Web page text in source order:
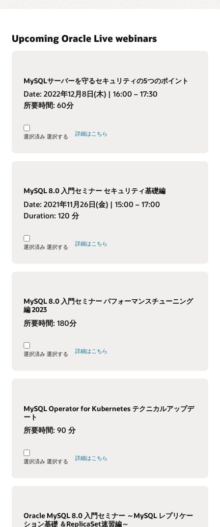
Upcoming Oracle Live webinars
MySQLサーバーを守るセキュリティの5つのポイント
Date: 2022年12月8日(木) | 16:00 – 17:30
所要時間: 60分
選択済み 選択する 詳細はこちら
MySQL 8.0 入門セミナー セキュリティ基礎編
Date: 2021年11月26日(金) | 15:00 – 17:00
Duration: 120 分
選択済み 選択する 詳細はこちら
MySQL 8.0 入門セミナー パフォーマンスチューニング
編 2023
所要時間: 180分
選択済み 選択する 詳細はこちら
MySQL Operator for Kubernetes テクニカルアップデ
ート
所要時間: 90 分
選択済み 選択する 詳細はこちら
Oracle MySQL 8.0 入門セミナー ～MySQL レプリケー
ション基礎 ＆ReplicaSet速習編～